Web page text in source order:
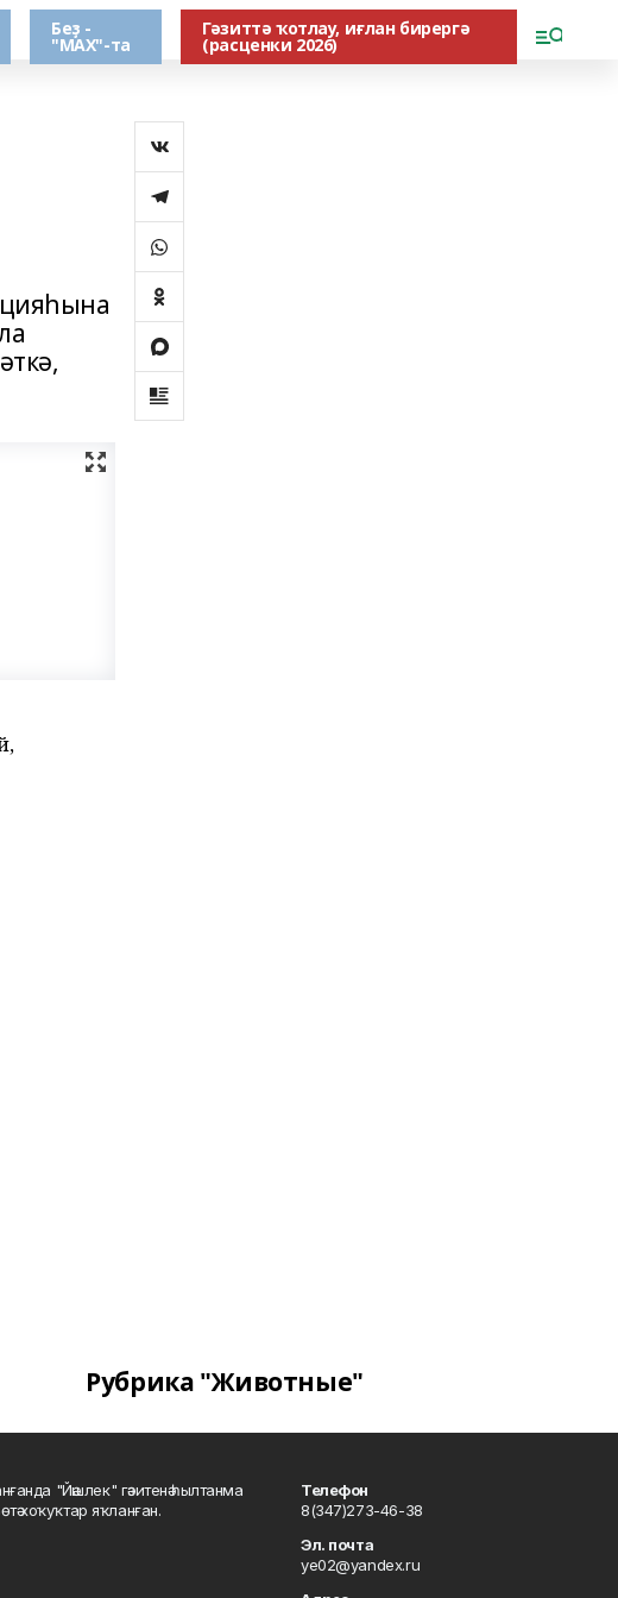
Беҙ -
"МАХ"-та
Гәзиттә ҡотлау, иғлан бирергә
(расценки 2026)
Рубрика "Животные"
"Йәшлек" гәзитенә һылтанма
хоҡуҡтар яҡланған.
Телефон
8(347)273-46-38
Эл. почта
ye02@yandex.ru